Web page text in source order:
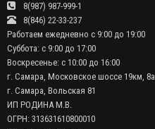
8(987) 987-999-1
8(846) 22-33-237
Работаем ежедневно с 9:00 до 19:00
Суббота: с 9:00 до 17:00
Воскресенье: с 10:00 до 16:00
г. Самара, Московское шоссе 19км, 8а
г. Самара, Вольская 81
ИП РОДИНА М.В.
ОГРН: 313631610800010